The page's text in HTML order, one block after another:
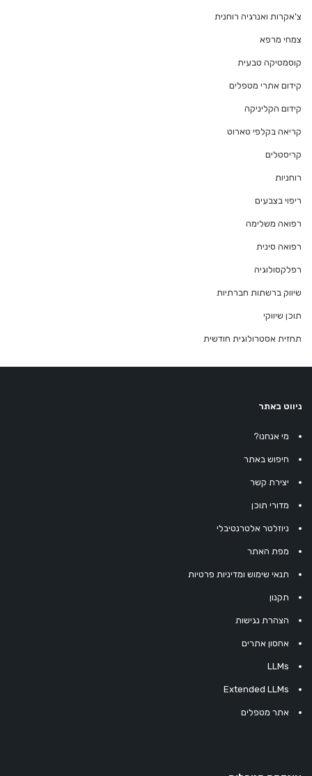
צ'אקרות ואנרגיה רוחנית
צמחי מרפא
קוסמטיקה טבעית
קידום אתרי מטפלים
קידום הקליניקה
קריאה בקלפי טארוט
קריסטלים
רוחניות
ריפוי בצבעים
רפואה משלימה
רפואה סינית
רפלקסולוגיה
שיווק ברשתות חברתיות
תוכן שיווקי
תחזית אסטרולוגית חודשית
ניווט באתר
מי אנחנו?
חיפוש באתר
יצירת קשר
מדורי תוכן
ניוזלטר אלטרנטיבלי
מפת האתר
תנאי שימוש ומדיניות פרטיות
תקנון
הצהרת נגישות
אחסון אתרים
LLMs
Extended LLMs
אתר מטפלים